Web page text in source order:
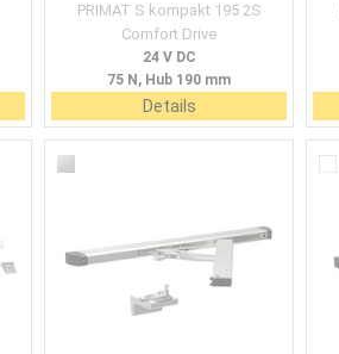
PRIMAT S kompakt 195 2S
Comfort Drive
24 V DC
75 N, Hub 190 mm
Details